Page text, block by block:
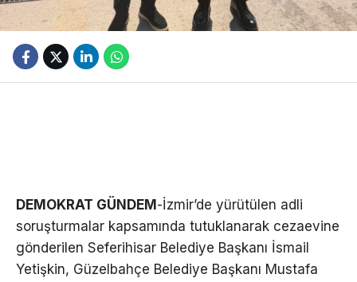
DEMOKRAT GÜNDEM -İzmir’de yürütülen adli
soruşturmalar kapsamında tutuklanarak cezaevine
gönderilen Seferihisar Belediye Başkanı İsmail
Yetişkin, Güzelbahçe Belediye Başkanı Mustafa